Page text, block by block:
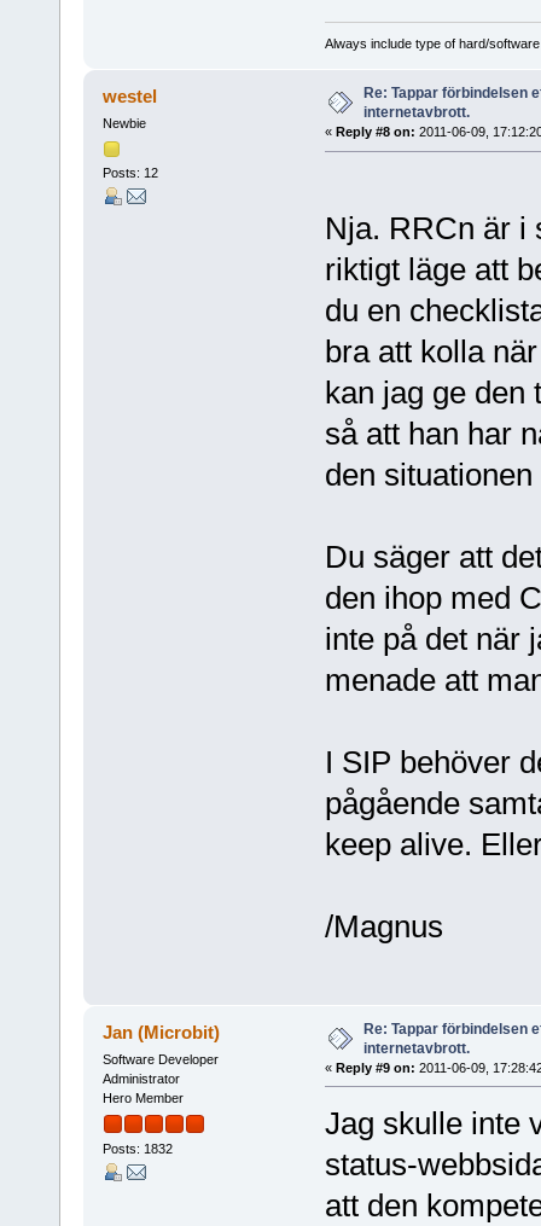
Always include type of hard/
westel
Newbie
Posts: 12
Re: Tappar förbindelsen
internetavbrott.
« Reply #8 on: 2011-06-09,
Nja. RRCn är i
riktigt läge att
du en
bra att kolla
kan jag ge den
så att han har
den situationen
Du säger att
den ihop med
inte på det när
menade att
I SIP behöver
pågående
keep alive.
/Magnus
Jan (Microbit)
Software Developer
Administrator
Hero Member
Posts: 1832
Re: Tappar förbindelsen
internetavbrott.
« Reply #9 on: 2011-06-09,
Jag skulle inte
status-
att den